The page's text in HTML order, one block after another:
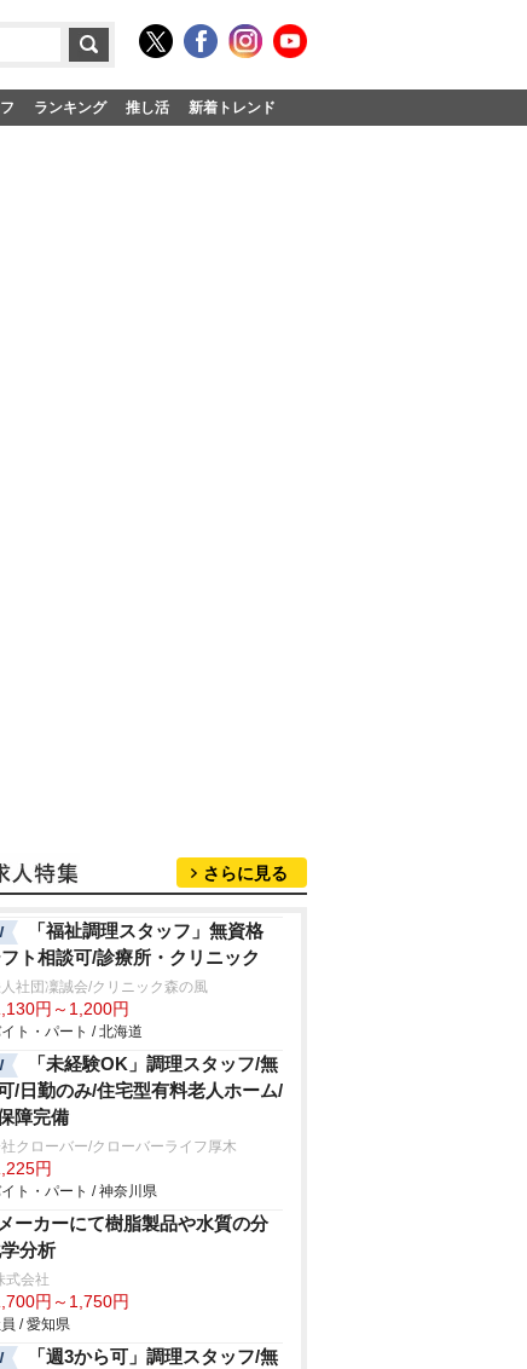
ランキング 推し活 新着トレンド
さらに見る
「福祉調理スタッフ」無資格
ト相談可/診療所・クリニック
社団凜誠会/クリニック森の風
円～1,200円
ト・パート / 北海道
「未経験OK」調理スタッフ/無
/日勤のみ/住宅型有料老人ホーム/
障完備
クローバー/クローバーライフ厚木
円
ト・パート / 神奈川県
ーカーにて樹脂製品や水質の分
分析
式会社
円～1,750円
/ 愛知県
「週3から可」調理スタッフ/無